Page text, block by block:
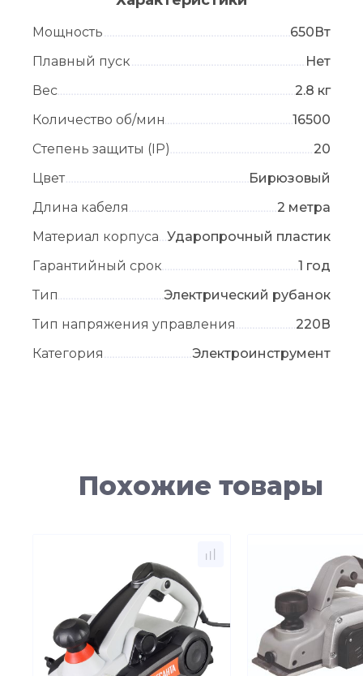
Мощность
650Вт
Плавный пуск
Нет
Вес
2.8 кг
Количество об/мин
16500
Степень защиты (IP)
20
Цвет
Бирюзовый
Длина кабеля
2 метра
Материал корпуса Ударопрочный пластик
Гарантийный срок
1 год
Тип
Электрический рубанок
Тип напряжения управления
220В
Категория
Электроинструмент
Похожие товары